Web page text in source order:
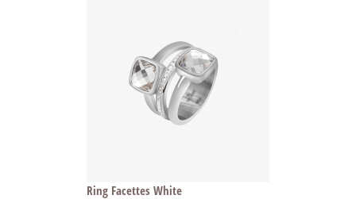
Ring Facettes White